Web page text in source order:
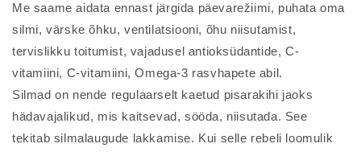
Me saame aidata ennast järgida päevarežiimi, puhata oma
silmi, värske õhku, ventilatsiooni, õhu niisutamist,
tervislikku toitumist, vajadusel antioksüdantide, C-
vitamiini, C-vitamiini, Omega-3 rasvhapete abil.
Silmad on nende regulaarselt kaetud pisarakihi jaoks
hädavajalikud, mis kaitsevad, sööda, niisutada. See
tekitab silmalaugude lakkamise. Kui selle rebeli loomulik